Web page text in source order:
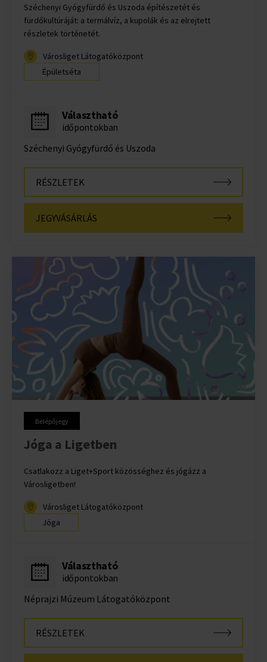
Széchenyi Gyógyfürdő és Uszoda építészetét és
fürdőkultúráját: a termálvíz, a kupolák és az elrejtett
részletek történetét.
Városliget Látogatóközpont
Épületséta
Választható
időpontokban
Széchenyi Gyógyfürdő és Uszoda
RÉSZLETEK
JEGYVÁSÁRLÁS
Belépőjegy
Jóga a Ligetben
Csatlakozz a Liget+Sport közösséghez és jógázz a
Városligetben!
Városliget Látogatóközpont
Jóga
Választható
időpontokban
Néprajzi Múzeum Látogatóközpont
RÉSZLETEK